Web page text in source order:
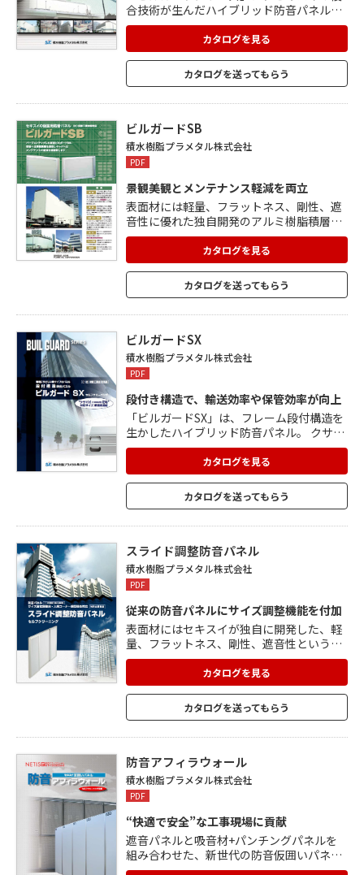
合技術が生んだハイブリッド防音パネル。
セキスイが独自に開発したアルミ樹脂積層
複合板「プラメタル」を使用し各種構成素
材の特性を生かした高性能防音パネルや、
優れた特性を持つポリカーボネートを表面
材とした採光防音パネルなどがあります。
減に貢献。 運送効率もよく、ほぼ 100%リ
サイクルが可能なエコ製品。
カタログを見る
カタログを送ってもらう
ビルガードSB
積水樹脂プラメタル株式会社
PDF
景観美観とメンテナンス軽減を両立
表面材には軽量、フラットネス、剛性、遮
音性に優れた独自開発のアルミ樹脂積層複
合板「プラメタル」を使用。 凹凸がなく美
観性に優れ、都市のビル外装材と同等の高
級感を表現。 パネル表面側には固定用ビス
頭がないため、スッキリとした外観を実
現。 軽量でありながら優れた耐久性を有
選べます。
カタログを見る
カタログを送ってもらう
ビルガードSX
積水樹脂プラメタル株式会社
PDF
段付き構造で、輸送効率や保管効率が向上
「ビルガードSX」は、フレーム段付構造を
生かしたハイブリッド防音パネル。 クサビ
式足場に対応できる1800用サイズを新たに
ラインナップ。 防音性能とパネル強度をさ
らに高め、構成部材の見直しにより軽量化
を実現。 段付きアルミフレーム構造のた
め、従来品の2倍の枚数が運搬でき、輸送コ
付塗装を施しており、雨水で汚れが落ち易
く、使用後の洗浄が容易。
カタログを見る
カタログを送ってもらう
スライド調整防音パネル
積水樹脂プラメタル株式会社
PDF
従来の防音パネルにサイズ調整機能を付加
表面材にはセキスイが独自に開発した、軽
量、フラットネス、剛性、遮音性という優
れた特長を持つ、アルミ樹脂積層複合板
「プラメタル」を使用。 伸縮式サイズ自在
調整パネルなので、各現場それぞれで生じ
る不規則なスパンに対応可能。 クランプ長
穴仕様を利用することで、入り隅部に生じ
カタログを見る
カタログを送ってもらう
防音アフィラウォール
積水樹脂プラメタル株式会社
PDF
“快適で安全”な工事現場に貢献
遮音パネルと吸音材+パンチングパネルを
組み合わせた、新世代の防音仮囲いパネ
ル。 遮音面には、セキスイ独自の技術で開